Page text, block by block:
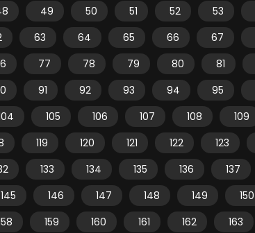
49 50 51 52 53
63 64 65 66 67
77 78 79 80 81
91 92 93 94 95
105 106 107 108 109
119 120 121 122 123
133 134 135 136 137
145
146 147 148 149 150
159 160 161 162 163